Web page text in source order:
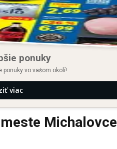
ponuky
ponuky vo vašom okolí!
viac
Michalovce